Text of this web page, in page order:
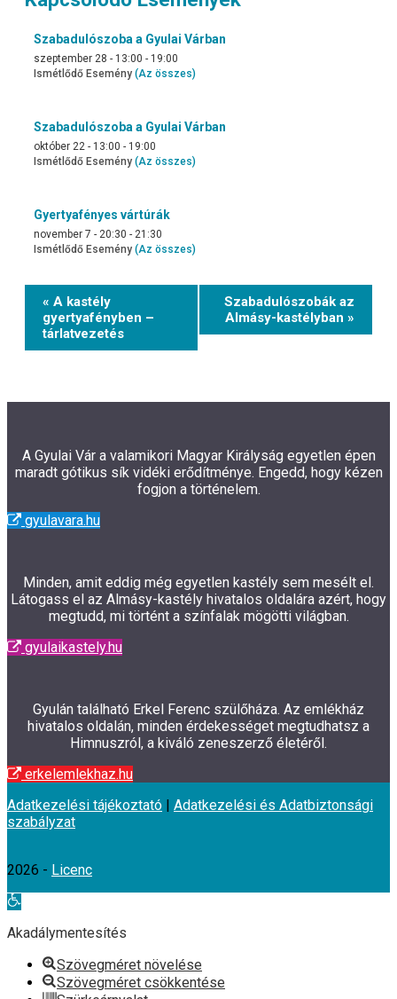
Szabadulószoba a Gyulai Várban
szeptember 28 - 13:00 - 19:00
Ismétlődő Esemény (Az összes)
Szabadulószoba a Gyulai Várban
október 22 - 13:00 - 19:00
Ismétlődő Esemény (Az összes)
Gyertyafényes vártúrák
november 7 - 20:30 - 21:30
Ismétlődő Esemény (Az összes)
Event
Navigation
« A kastély
gyertyafényben –
tárlatvezetés
Szabadulószobák az
Almásy-kastélyban »
A Gyulai Vár a valamikori Magyar Királyság egyetlen épen
maradt gótikus sík vidéki erődítménye. Engedd, hogy kézen
fogjon a történelem.
gyulavara.hu
Minden, amit eddig még egyetlen kastély sem mesélt el.
Látogass el az Almásy-kastély hivatalos oldalára azért, hogy
megtudd, mi történt a színfalak mögötti világban.
gyulaikastely.hu
Gyulán található Erkel Ferenc szülőháza. Az emlékház
hivatalos oldalán, minden érdekességet megtudhatsz a
Himnuszról, a kiváló zeneszerző életéről.
erkelemlekhaz.hu
Adatkezelési tájékoztató | Adatkezelési és Adatbiztonsági
szabályzat
2026 - Licenc
Eszköztár
Akadálymentesítés
Szövegméret növelése
Szövegméret csökkentése